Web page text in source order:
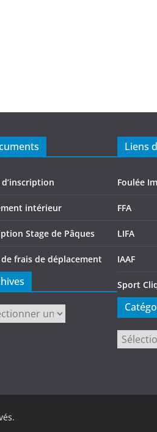
d’inscription
intérieur
Stage de Pâques
frais de déplacement
Liens
Foulée
FFA
LIFA
IAAF
Sport